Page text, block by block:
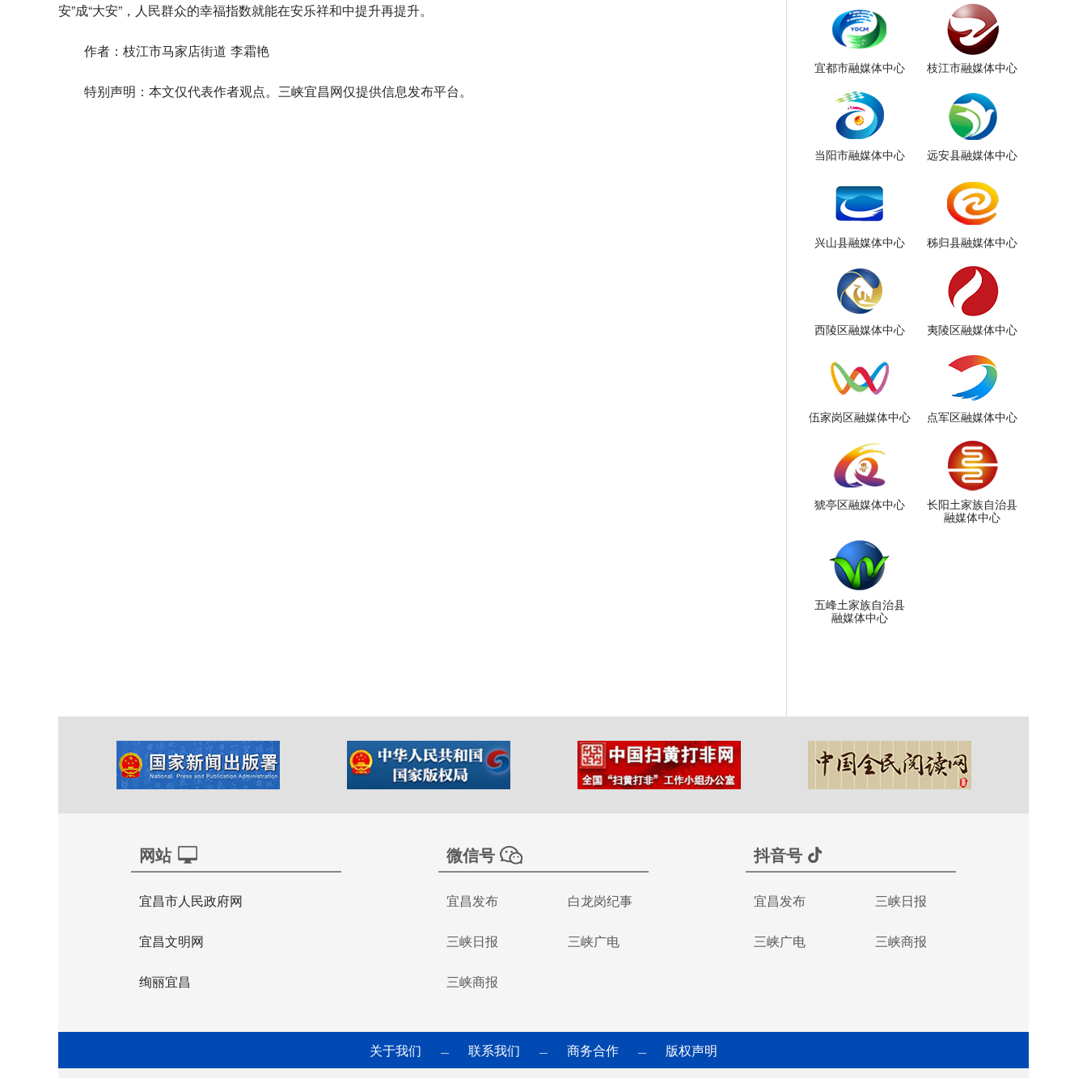
安”成“大安”，人民群众的幸福指数就能在安乐祥和中提升再提升。
作者：枝江市马家店街道 李霜艳
特别声明：本文仅代表作者观点。三峡宜昌网仅提供信息发布平台。
宜都市融媒体中心 枝江市融媒体中心
当阳市融媒体中心 远安县融媒体中心
兴山县融媒体中心 秭归县融媒体中心
西陵区融媒体中心 夷陵区融媒体中心
伍家岗区融媒体中心 点军区融媒体中心
猇亭区融媒体中心
长阳土家族自治县
融媒体中心
五峰土家族自治县
融媒体中心
网站
宜昌市人民政府网
宜昌文明网
绚丽宜昌
微信号
宜昌发布 白龙岗纪事
三峡日报 三峡广电
三峡商报
抖音号
宜昌发布 三峡日报
三峡广电 三峡商报
关于我们 — 联系我们 — 商务合作 — 版权声明